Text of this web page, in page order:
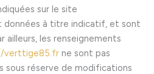
sur le site
données à titre indicatif, et sont
ailleurs, les renseignements
verttige85.fr ne sont pas
sous réserve de modifications